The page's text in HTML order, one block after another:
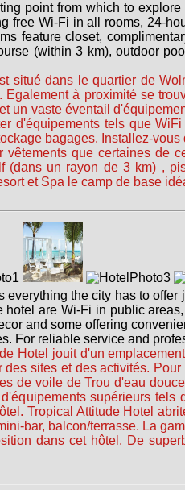
point from which to
Wi-Fi in all rooms, 24-
feature closet,
(within 3 km), outdoor
situé dans le quartier de
à proximité se
un vaste éventail
d'équipements tels que
bagages. Installez-
que certaines de
(dans un rayon de 3 km) ,
et Spa le camp de base
the city has to
are Wi-Fi in public
and some offering
For reliable service and
Hotel jouit d'un
sites et des activités.
de voile de Trou d'eau
supérieurs
Tropical Attitude Hotel
bar, balcon/terrasse. La
dans cet hôtel. De